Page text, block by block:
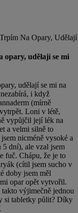
Na Opary,
opary, udělají se mi
udělají se mi na
i když
(mírně
Loni v létě,
vypůjčil její lék na
a velmi silně to
nicméně vysoké a
dní), ale vzal jsem
fuč. Chápu, že je to
(cítil jsem sucho v
doby jsem měl
opar opět vytvořil.
takto výjimečně jednou
si tabletky půlit? Díky